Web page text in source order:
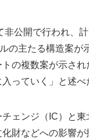
公開で行われ、
の主たる構造案が
の複数案が示され
っていく」と述べ
ェンジ（IC）と東
財などへの影響